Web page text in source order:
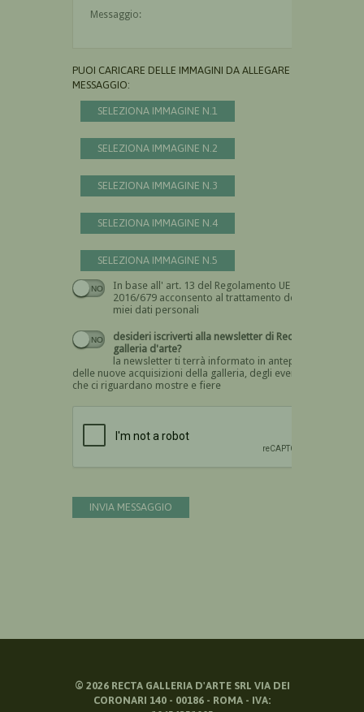
PUOI CARICARE DELLE IMMAGINI DA ALLEGARE AL
MESSAGGIO:
SELEZIONA IMMAGINE N.1
SELEZIONA IMMAGINE N.2
SELEZIONA IMMAGINE N.3
SELEZIONA IMMAGINE N.4
SELEZIONA IMMAGINE N.5
In base all' art. 13 del Regolamento UE n.
2016/679 acconsento al trattamento dei
miei dati personali
Devi dare il consenso
desideri iscriverti alla newsletter di Recta
galleria d'arte?
la newsletter ti terrà informato in anteprima
delle nuove acquisizioni della galleria, degli eventi
che ci riguardano mostre e fiere
INVIA MESSAGGIO
© 2026RECTA GALLERIA D'ARTE SRL VIA DEI
CORONARI 140 - 00186 - ROMA - IVA: